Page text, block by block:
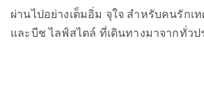
ผ่านไปอย่างเต็มอิ่ม จุใจ สำหรับคนรักเ
และบีช ไลฟ์สไตล์ ที่เดินทางมาจากทั่วป